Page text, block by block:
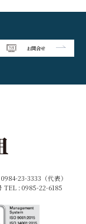
お問合せ
0984-23-3333（代表）
TEL : 0985-22-6185